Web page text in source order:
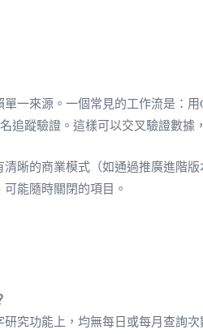
一來源。一個常見的工作流是：
追蹤驗證。這樣可以交叉驗證數據
晰的商業模式（如通過推廣進階
能隨時關閉的項目。
究功能上，均無每日或每月查詢